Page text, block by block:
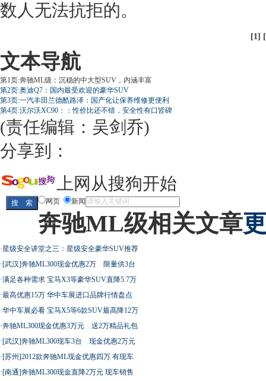
数人无法抗拒的。
[1] [
文本导航
第1页:奔驰ML级：沉稳的中大型SUV，内涵丰富
第2页:奥迪Q7：国内最受欢迎的豪华SUV
第3页:一汽丰田兰德酷路泽：国产化让保养维修更便利
第4页:沃尔沃XC90：：性价比还不错，安全性有口皆碑
(责任编辑：吴剑乔)
分享到：
上网从搜狗开始
网页 新闻
奔驰ML级相关文章
·星级安全讲堂之三：星级安全豪华SUV推荐
·[武汉]奔驰ML300现金优惠2万 限量供3台
·满足各种需求 宝马X3等豪华SUV直降5.7万
·最高优惠15万 华中车展进口品牌行情盘点
·华中车展必看 宝马X5等6款SUV最高降12万
·奔驰ML300现金优惠3万元 送2万精品礼包
·[武汉]奔驰ML300现车3台 现金优惠2万元
·[苏州]2012款奔驰ML现金优惠四万 有现车
·[南通]奔驰ML300现金直降2万元 现车销售